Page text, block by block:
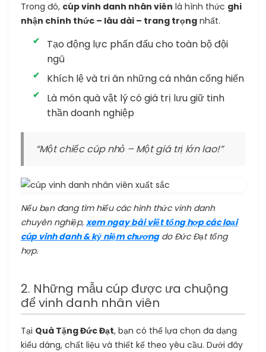
Trong đó, cúp vinh danh nhân viên là hình thức ghi
nhận chính thức – lâu dài – trang trọng nhất.
Tạo động lực phấn đấu cho toàn bộ đội
ngũ
Khích lệ và tri ân những cá nhân cống hiến
Là món quà vật lý có giá trị lưu giữ tinh
thần doanh nghiệp
“Một chiếc cúp nhỏ – Một giá trị lớn lao!”
Nếu bạn đang tìm hiểu các hình thức vinh danh
chuyên nghiệp, xem ngay bài viết tổng hợp các loại
cúp vinh danh & kỷ niệm chươngdo Đức Đạt tổng
hợp.
2. Những mẫu cúp được ưa chuộng
để vinh danh nhân viên
Tại Quà Tặng Đức Đạt, bạn có thể lựa chọn đa dạng
kiểu dáng, chất liệu và thiết kế theo yêu cầu. Dưới đây